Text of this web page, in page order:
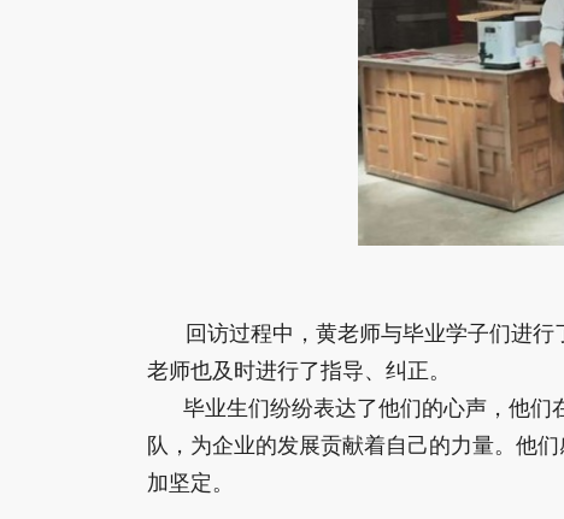
回访过程中，黄老师与毕业学子们进
老师也及时进行了指导、纠正。
毕业生们纷纷表达了他们的心声，他们
队，为企业的发展贡献着自己的力量。他
加坚定。